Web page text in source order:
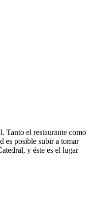
Tanto el restaurante como
es posible subir a tomar
y éste es el lugar